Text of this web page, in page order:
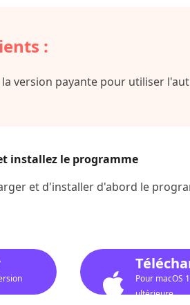
:
version payante pour utiliser
installez le programme
et d'installer d'abord le
Pour macOS
ultérieure